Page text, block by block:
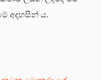
අදහසින් ය.